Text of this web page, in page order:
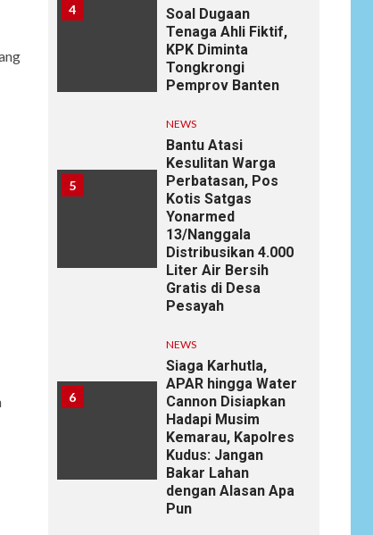
4
Soal Dugaan
Tenaga Ahli Fiktif,
KPK Diminta
Tongkrongi
Pemprov Banten
5
NEWS
Bantu Atasi
Kesulitan Warga
Perbatasan, Pos
Kotis Satgas
Yonarmed
13/Nanggala
Distribusikan 4.000
Liter Air Bersih
Gratis di Desa
Pesayah
6
NEWS
Siaga Karhutla,
APAR hingga Water
Cannon Disiapkan
Hadapi Musim
Kemarau, Kapolres
Kudus: Jangan
Bakar Lahan
dengan Alasan Apa
Pun